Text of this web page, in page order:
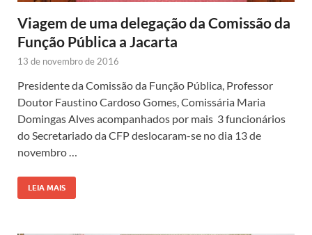
Viagem de uma delegação da Comissão da
Função Pública a Jacarta
13 de novembro de 2016
Presidente da Comissão da Função Pública, Professor
Doutor Faustino Cardoso Gomes, Comissária Maria
Domingas Alves acompanhados por mais 3 funcionários
do Secretariado da CFP deslocaram-se no dia 13 de
novembro …
LEIA MAIS